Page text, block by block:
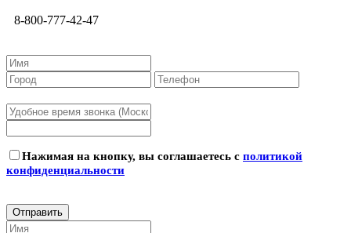
8-800-777-42-47
Нажимая на кнопку, вы соглашаетесь с политикой
конфиденциальности